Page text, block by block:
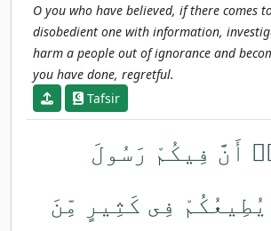
O you who have believed, if there comes
disobedient one with information,
harm a people out of ignorance and
you have done, regretful.
Tafsir
أَنَّ فِيكُمْ رَسُولَ
فِى كَثِيرٍ مِّنَ